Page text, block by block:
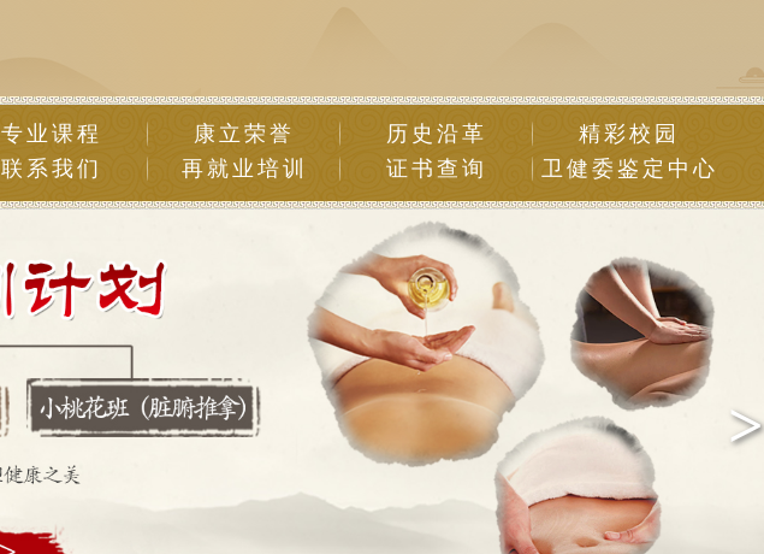
专业课程 康立荣誉 历史沿革
精彩校园
联系我们 再就业培训 证书查询 卫健委鉴定中心
>